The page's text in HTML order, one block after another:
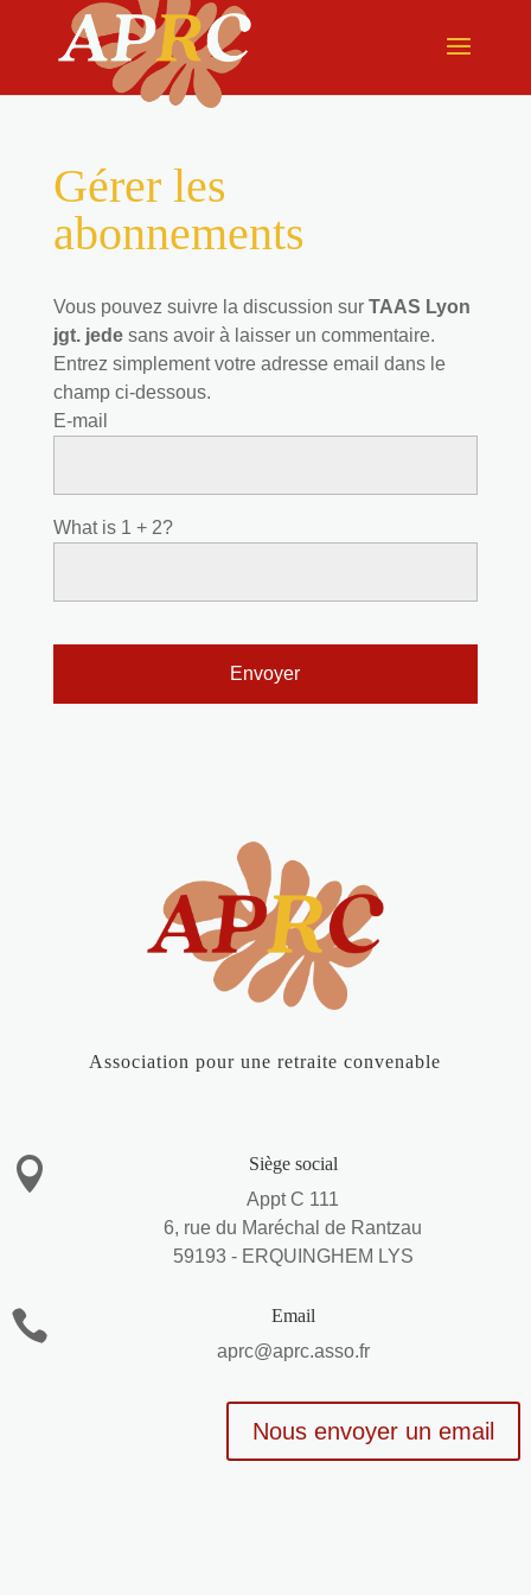
Gérer les
abonnements
Vous pouvez suivre la discussion sur TAAS Lyon
jgt. jedesans avoir à laisser un commentaire.
Entrez simplement votre adresse email dans le
champ ci-dessous.
E-mail
What is 1 + 2?
Association pour une retraite convenable

Siège social
Appt C 111
6, rue du Maréchal de Rantzau
59193 - ERQUINGHEM LYS

Email
aprc@aprc.asso.fr
Nous envoyer un email